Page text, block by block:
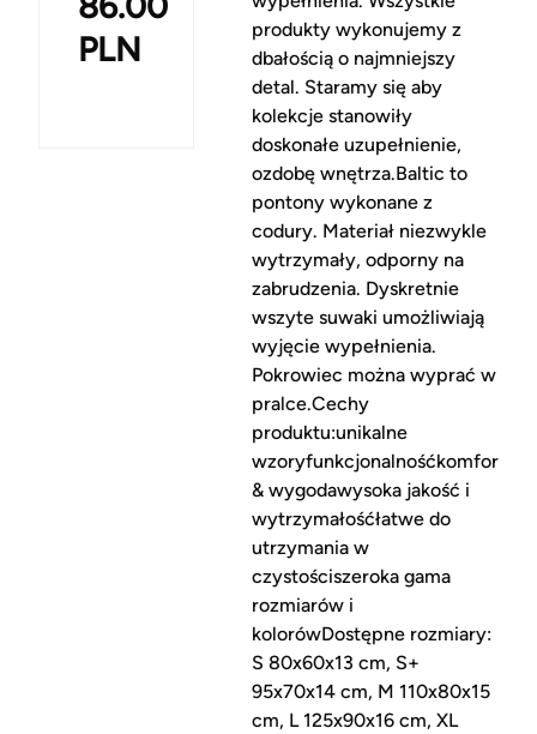
PLN
produkty wykonujemy z
dbałością o najmniejszy
detal. Staramy się aby
kolekcje stanowiły
doskonałe uzupełnienie,
ozdobę wnętrza.Baltic to
pontony wykonane z
codury. Materiał niezwykle
wytrzymały, odporny na
zabrudzenia. Dyskretnie
wszyte suwaki umożliwiają
wyjęcie wypełnienia.
Pokrowiec można wyprać w
pralce.Cechy
produktu:unikalne
wzoryfunkcjonalnośćkomfort
& wygodawysoka jakość i
wytrzymałośćłatwe do
utrzymania w
czystościszeroka gama
rozmiarów i
kolorówDostępne rozmiary:
S 80x60x13 cm, S+
95x70x14 cm, M 110x80x15
cm, L 125x90x16 cm, XL